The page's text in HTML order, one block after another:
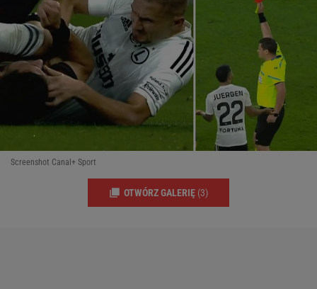
Screenshot Canal+ Sport
OTWÓRZ GALERIĘ (3)